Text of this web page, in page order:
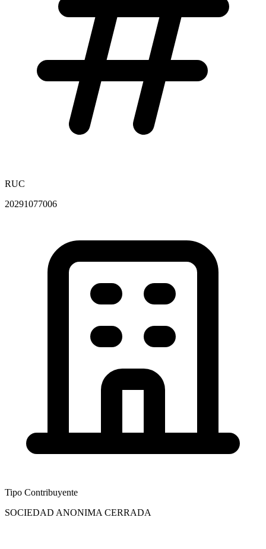
RUC
20291077006
Tipo Contribuyente
SOCIEDAD ANONIMA CERRADA